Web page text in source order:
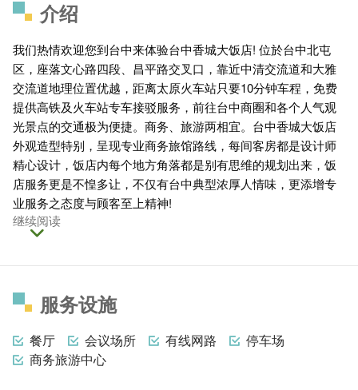
介绍
我们热情欢迎您到台中来体验台中香城大饭店! 位於台中北屯
区，座落文心路四段、昌平路交叉口，靠近中清交流道和大雅
交流道地理位置优越，距离太原火车站只要10分钟车程，免费
提供高铁及火车站专车接驳服务，前往台中商圈和各个人气观
光景点的交通极为便捷。商务、旅游两相宜。台中香城大饭店
外观造型特别，呈现专业商务旅馆路线，每间客房都是设计师
精心设计，饭店内每个地方角落都是别有思维的规划出来，饭
店服务更是不惶多让，不仅有台中典型浓厚人情味，更添增专
业服务之态度与顾客至上精神!
继续阅读
服务设施
餐厅 会议场所 有线网路
停车场
商务旅游中心